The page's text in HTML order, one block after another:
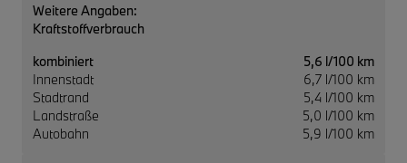
Weitere Angaben:
Kraftstoffverbrauch
kombiniert
5,6 l/100 km
Innenstadt
6,7 l/100 km
Stadtrand
5,4 l/100 km
Landstraße
5,0 l/100 km
Autobahn
5,9 l/100 km